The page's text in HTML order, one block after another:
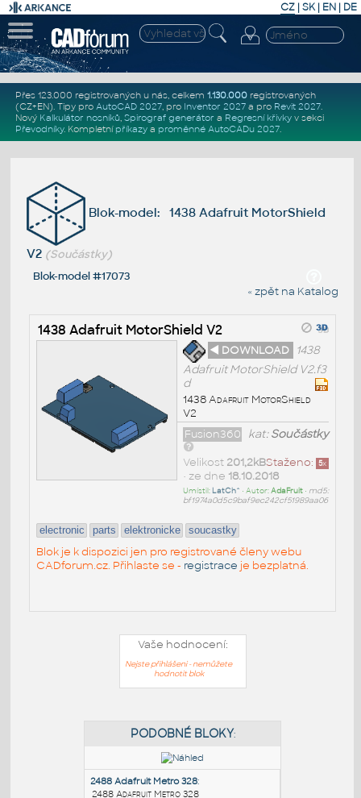
CZ | SK| EN | DE
Přes 123.000 registrovaných u nás, celkem 1.130.000registrovaných
(CZ+EN). Tipy pro AutoCAD 2027, pro Inventor 2027a pro Revit 2027.
Nový Kalkulátor nosníků, Spirograf generátor a Regresní křivkyv sekci
Převodníky. Kompletní příkazya proměnné AutoCADu 2027.
Blok-model: 1438 Adafruit MotorShield
V2 (Součástky)
Blok-model #17073
« zpět na Katalog
1438 Adafruit MotorShield V2
◄ DOWNLOAD
1438
Adafruit MotorShield V2.f3
d
1438 Adafruit MotorShield
V2
kat:Součástky
Fusion360
Staženo: 5x
Velikost 201,2kB
• ze dne 18.10.2018
Umístil: LatCh^ • Autor:AdaFruit• md5:
bf1974a0d5c9baf9ec242cf51989aa06
electronic parts elektronicke soucastky
Blok je k dispozici jen pro registrované členy webu
CADforum.cz. Přihlaste se - registrace je bezplatná.
Vaše hodnocení:
Nejste přihlášeni - nemůžete
hodnotit blok